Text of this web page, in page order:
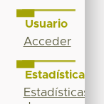
Usuario
Acceder
Estadísticas
Estadísticas